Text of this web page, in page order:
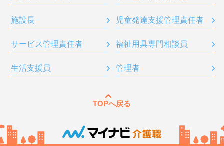
施設長 児童発達支援管理責任者
サービス管理責任者 福祉用具専門相談員
生活支援員 管理者
TOPへ戻る